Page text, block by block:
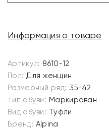
Информация о товаре
Артикул: 8610-12
Пол: Для женщин
Размерный ряд: 35-42
Тип обуви: Маркирован
Вид обуви: Туфли
Бренд: Alpina